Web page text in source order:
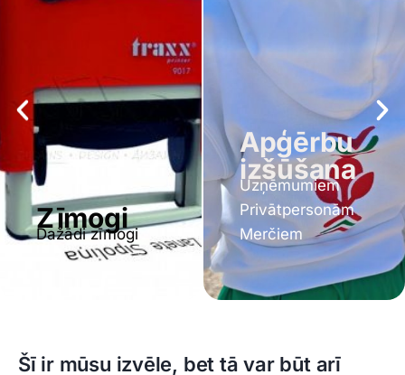
Apģērbu
izšūšana
Uzņēmumiem
Privātpersonām
Merčiem
Māju
numura
zīmes
Ielu nosaukumu
plāksnes u.c.
Šī ir mūsu izvēle, bet tā var būt arī